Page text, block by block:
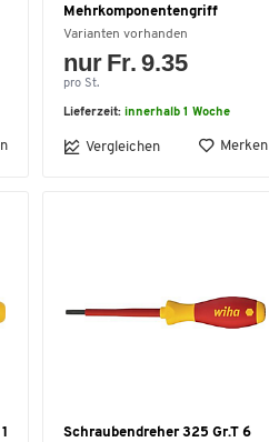
Mehrkomponentengriff
Varianten vorhanden
nur Fr. 9.35
pro St.
Lieferzeit: innerhalb 1 Woche
Vergleichen Merken
Schraubendreher 325 Gr.T 6